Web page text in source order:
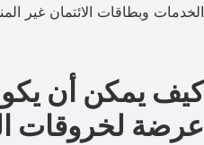
الخدمات وبطاقات الائتمان غير
كيف يمكن أن
عرضة لخروقات